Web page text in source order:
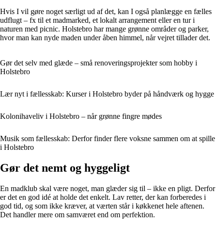
Hvis I vil gøre noget særligt ud af det, kan I også planlægge en fælles
udflugt – fx til et madmarked, et lokalt arrangement eller en tur i
naturen med picnic. Holstebro har mange grønne områder og parker,
hvor man kan nyde maden under åben himmel, når vejret tillader det.
Gør det selv med glæde – små renoveringsprojekter som hobby i
Holstebro
Lær nyt i fællesskab: Kurser i Holstebro byder på håndværk og hygge
Kolonihaveliv i Holstebro – når grønne fingre mødes
Musik som fællesskab: Derfor finder flere voksne sammen om at spille
i Holstebro
Gør det nemt og hyggeligt
En madklub skal være noget, man glæder sig til – ikke en pligt. Derfor
er det en god idé at holde det enkelt. Lav retter, der kan forberedes i
god tid, og som ikke kræver, at værten står i køkkenet hele aftenen.
Det handler mere om samværet end om perfektion.